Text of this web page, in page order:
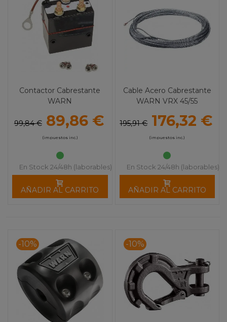
Contactor Cabrestante
WARN
99,84 € 89,86 €
(impuestos inc.)
En Stock 24/48h (laborables)
AÑADIR AL CARRITO
Cable Acero Cabrestante
WARN VRX 45/55
195,91 € 176,32 €
(impuestos inc.)
En Stock 24/48h (laborables)
AÑADIR AL CARRITO
-10% -10%